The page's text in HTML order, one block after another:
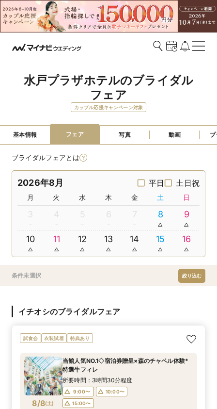
水戸プラザホテルのブライダル
フェア
カップル応援キャンペーン対象
基本情報 フェア 写真 動画
ブライダルフェアとは
2026年8月 平日 土日祝
月 火 水 木 金 土 日
3 4 5 6 7 8 9
10 11 12 13 14 15 16
条件未選択 絞り込む
イチオシのブライダルフェア
試食会 衣装試着 特典あり
8/8(土)
当館人気NO.1◇宿泊券贈呈×森のチャペル体験*
特選牛フィレ
所要時間：3時間30分程度
9:00〜
10:00〜
15:00〜